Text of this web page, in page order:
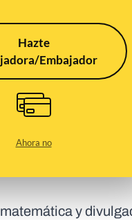
Hazte
Embajador
Ahora no
y